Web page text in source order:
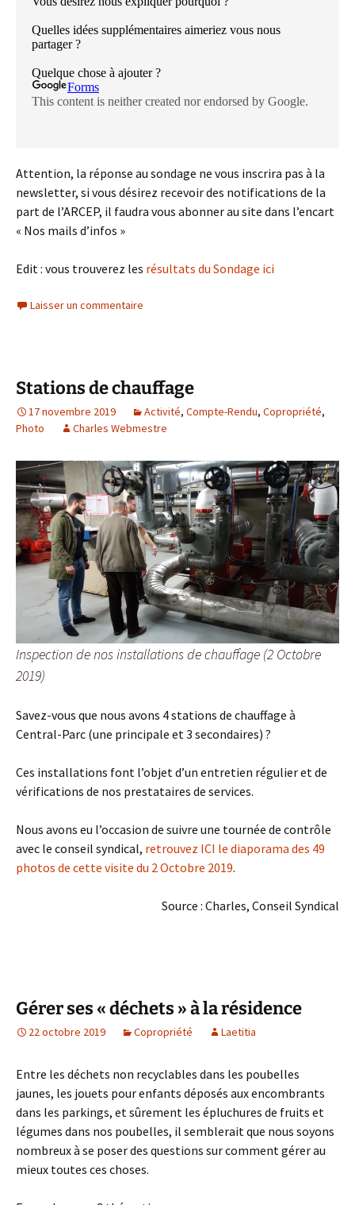
Attention, la réponse au sondage ne vous inscrira pas à la
newsletter, si vous désirez recevoir des notifications de la
part de l’ARCEP, il faudra vous abonner au site dans l’encart
« Nos mails d’infos »
Edit : vous trouverez les résultats du Sondage ici
Laisser un commentaire
Stations de chauffage
17 novembre 2019 Activité, Compte-Rendu, Copropriété,
Photo
Charles Webmestre
Inspection de nos installations de chauffage (2 Octobre
2019)
Savez-vous que nous avons 4 stations de chauffage à
Central-Parc (une principale et 3 secondaires) ?
Ces installations font l’objet d’un entretien régulier et de
vérifications de nos prestataires de services.
Nous avons eu l’occasion de suivre une tournée de contrôle
avec le conseil syndical, retrouvez ICI le diaporama des 49
photos de cette visite du 2 Octobre 2019.
Source : Charles, Conseil Syndical
Gérer ses « déchets » à la résidence
22 octobre 2019 Copropriété Laetitia
Entre les déchets non recyclables dans les poubelles
jaunes, les jouets pour enfants déposés aux encombrants
dans les parkings, et sûrement les épluchures de fruits et
légumes dans nos poubelles, il semblerait que nous soyons
nombreux à se poser des questions sur comment gérer au
mieux toutes ces choses.